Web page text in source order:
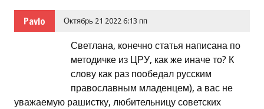
Pavlo Октябрь 21 2022 6:13 пп
Светлана, конечно статья написана по
методичке из ЦРУ, как же иначе то? К
слову как раз пообедал русским
православным младенцем), а вас не
уважаемую рашистку, любительницу советских